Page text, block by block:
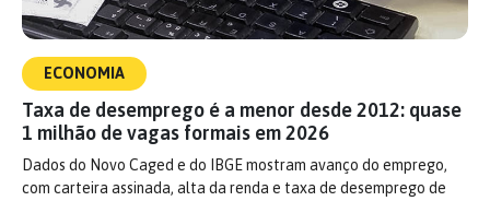
ECONOMIA
Taxa de desemprego é a menor desde 2012: quase
1 milhão de vagas formais em 2026
Dados do Novo Caged e do IBGE mostram avanço do emprego,
com carteira assinada, alta da renda e taxa de desemprego de